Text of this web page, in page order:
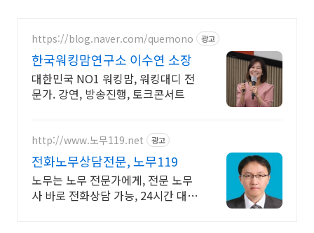
https://blog.naver.com/quemono 광고
한국워킹맘연구소 이수연 소장
대한민국 NO1 워킹맘, 워킹대디 전
문가. 강연, 방송진행, 토크콘서트
http://www.노무119.net 광고
전화노무상담전문, 노무119
노무는 노무 전문가에게, 전문 노무
사 바로 전화상담 가능, 24시간 대기